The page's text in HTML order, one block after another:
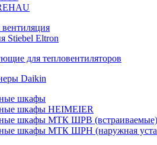
Stiebel Eltron
для тепловентиляторов
Daikin
шкафы
шкафы HEIMEIER
шкафы МТК ШРВ (встраиваемые)
шкафы МТК ШРН (наружная